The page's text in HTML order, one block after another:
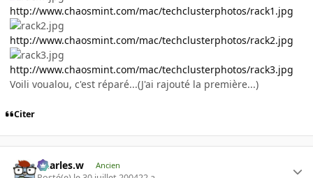
http://www.chaosmint.com/mac/techclusterphotos/rack1.jpg
http://www.chaosmint.com/mac/techclusterphotos/rack2.jpg
http://www.chaosmint.com/mac/techclusterphotos/rack3.jpg
Voili voualou, c'est réparé...(J'ai rajouté la première...)
Citer
Charles.w Ancien